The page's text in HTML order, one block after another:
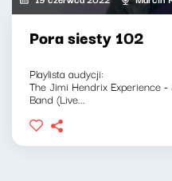
Pora siesty 102
Playlista audycji:
The Jimi Hendrix Experience
Band (Live...